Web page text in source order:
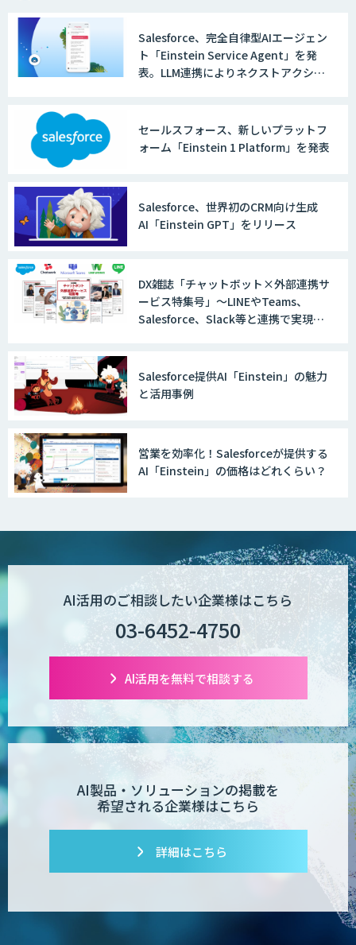
Salesforce、完全自律型AIエージェン
ト「Einstein Service Agent」を発
表。LLM連携によりネクストアクショ
セールスフォース、新しいプラットフ
ォーム「Einstein 1 Platform」を発表
Salesforce、世界初のCRM向け生成
AI「Einstein GPT」をリリース
DX雑誌「チャットボット×外部連携サ
ービス特集号」〜LINEやTeams、
Salesforce、Slack等と連携で実現す
Salesforce提供AI「Einstein」の魅力
と活用事例
営業を効率化！Salesforceが提供する
AI「Einstein」の価格はどれくらい？
AI活用のご相談したい企業様はこちら
03-6452-4750
AI活用を無料で相談する
AI製品・ソリューションの掲載を
希望される企業様はこちら
詳細はこちら